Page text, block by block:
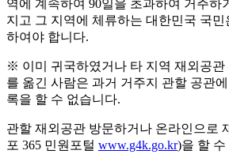
역에 계속하여 90일을 초과하여 거주하
지고 그 지역에 체류하는 대한민국 국민
하여야 합니다.
※ 이미 귀국하였거나 타 지역 재외공관
를 옮긴 사람은 과거 거주지 관할 공관
록을 할 수 없습니다.
관할 재외공관 방문하거나 온라인으로
포 365 민원포털 www.g4k.go.kr)을 할 수